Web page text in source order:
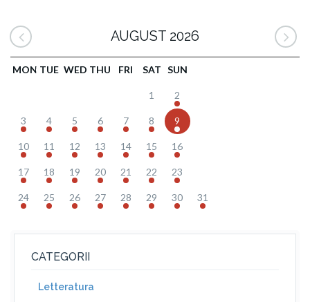
AUGUST 2026
MON TUE WED THU FRI SAT SUN
1 2
3 4 5 6 7 8 9
10 11 12 13 14 15 16
17 18 19 20 21 22 23
24 25 26 27 28 29 30 31
CATEGORII
Letteratura